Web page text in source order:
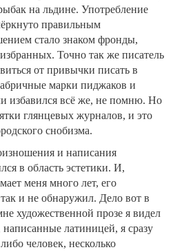
на льдине. Употребление
правильным
стало знаком фронды,
Точно так же писатель
от привычки писать в
марки пиджаков и
избавился всё же, не помню. Но
глянцевых журналов, и это
снобизма.
и написания
в область эстетики. И,
меня много лет, его
и не обнаружил. Дело вот в
художественной прозе я видел
латиницей, я сразу
человек, несколько